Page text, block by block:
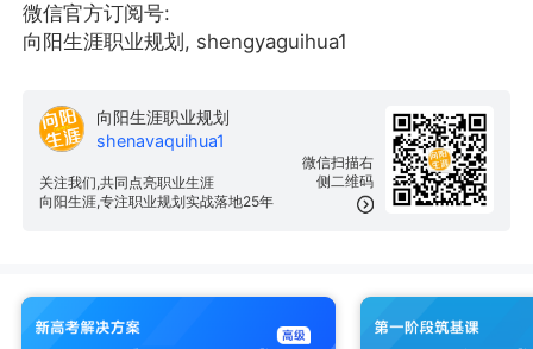
微信官方订阅号:
向阳生涯职业规划, shengyaguihua1
微信扫描右
侧二维码
向阳生涯职业规划
shenavaquihua1
关注我们,共同点亮职业生涯
向阳生涯,专注职业规划实战落地25年